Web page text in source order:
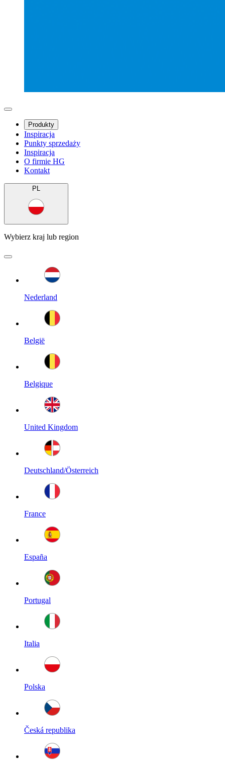
Produkty
Inspiracja
Punkty sprzedaży
Inspiracja
O firmie HG
Kontakt
PL
Wybierz kraj lub region
Nederland
België
Belgique
United Kingdom
Deutschland/Österreich
France
España
Portugal
Italia
Polska
Česká republika